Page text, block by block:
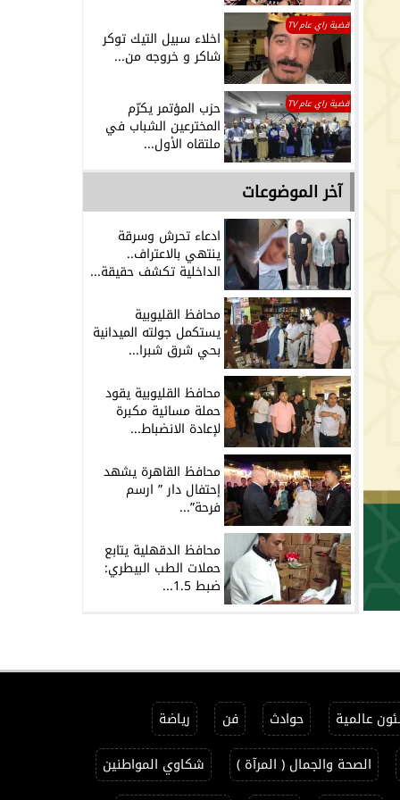
قضية راي عام TV
اخلاء سبيل التيك توكر
شاكر و خروجه من...
قضية راي عام TV حزب المؤتمر يكرّم
المخترعين الشباب في
ملتقاه الأول...
آخر الموضوعات
ادعاء تحرش وسرقة
ينتهي بالاعتراف..
الداخلية تكشف حقيقة...
محافظ القليوبية
يستكمل جولته الميدانية
بحي شرق شبرا...
محافظ القليوبية يقود
حملة مسائية مكبرة
لإعادة الانضباط...
محافظ القاهرة يشهد
إحتفال دار ” ارسم
فرحة”...
محافظ الدقهلية يتابع
حملات الطب البيطري:
ضبط 1.5...
عالمية حوادث فن
رياضة
الصحة والجمال ( المرآة )
شكاوي المواطنين